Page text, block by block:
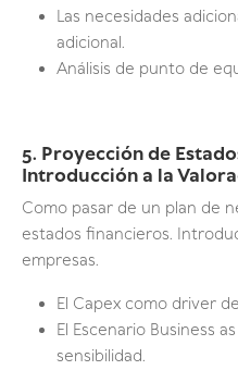
Las necesidades
adicional.
Análisis de punto de
5. Proyección de
Introducción a la
Como pasar de un plan de
estados financieros.
empresas.
El Capex como driver
El Escenario Business
sensibilidad.